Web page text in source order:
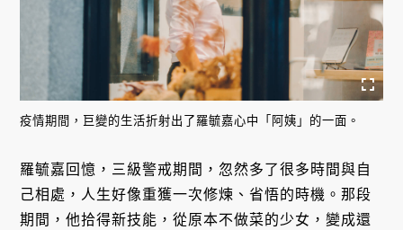
疫情期間，巨變的生活折射出了羅毓嘉心中「阿姨」的一面。
羅毓嘉回憶，三級警戒期間，忽然多了很多時間與自
己相處，人生好像重獲一次修煉、省悟的時機。那段
期間，他拾得新技能，從原本不做菜的少女，變成還